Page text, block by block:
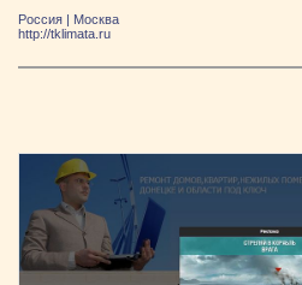
Россия
Москва
http://tklimata.ru